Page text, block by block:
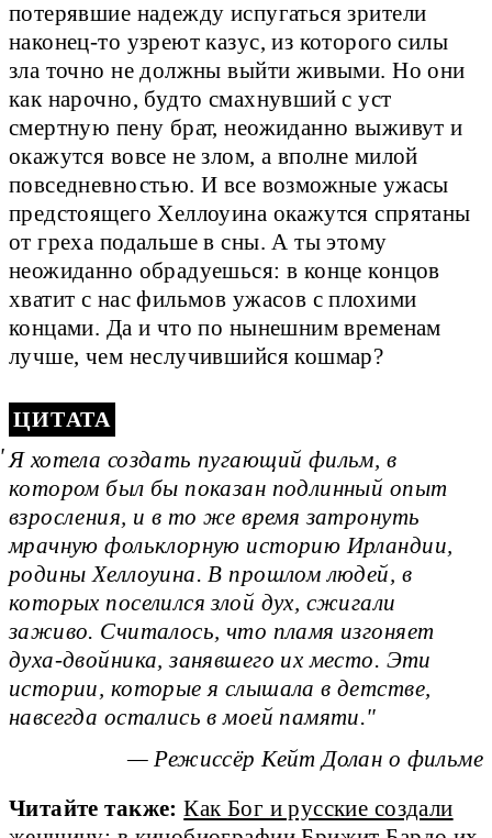
потерявшие надежду испугаться зрители
наконец-то узреют казус, из которого силы
зла точно не должны выйти живыми. Но они
как нарочно, будто смахнувший с уст
смертную пену брат, неожиданно выживут и
окажутся вовсе не злом, а вполне милой
повседневностью. И все возможные ужасы
предстоящего Хеллоуина окажутся спрятаны
от греха подальше в сны. А ты этому
неожиданно обрадуешься: в конце концов
хватит с нас фильмов ужасов с плохими
концами. Да и что по нынешним временам
лучше, чем неслучившийся кошмар?
ЦИТАТА
Я хотела создать пугающий фильм, в
котором был бы показан подлинный опыт
взросления, и в то же время затронуть
мрачную фольклорную историю Ирландии,
родины Хеллоуина. В прошлом людей, в
которых поселился злой дух, сжигали
заживо. Считалось, что пламя изгоняет
духа-двойника, занявшего их место. Эти
истории, которые я слышала в детстве,
навсегда остались в моей памяти.
— Режиссёр Кейт Долан о фильме
Читайте также: Как Бог и русские создали